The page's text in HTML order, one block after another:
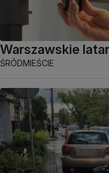
Warszawskie
ŚRÓDMIEŚCIE